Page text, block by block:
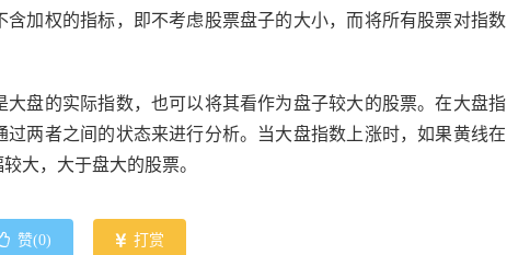
加权的指标，即不考虑股票盘子的大小，而将所有股票对指数
盘的实际指数，也可以将其看作为盘子较大的股票。在大盘指
两者之间的状态来进行分析。当大盘指数上涨时，如果黄线在
大，大于盘大的股票。
赞(0) 打赏